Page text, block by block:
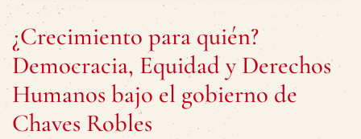
¿Crecimiento para quién?
Democracia, Equidad y Derechos
Humanos bajo el gobierno de
Chaves Robles